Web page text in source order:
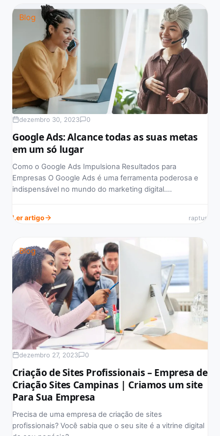
Blog
dezembro 30, 2023 0
Google Ads: Alcance todas as suas metas
em um só lugar
Como o Google Ads Impulsiona Resultados para
Empresas O Google Ads é uma ferramenta poderosa e
indispensável no mundo do marketing digital.…
Ler artigo raptus
Blog
dezembro 27, 2023 0
Criação de Sites Profissionais – Empresa de
Criação Sites Campinas | Criamos um site
Para Sua Empresa
Precisa de uma empresa de criação de sites
profissionais? Você sabia que o seu site é a vitrine digital